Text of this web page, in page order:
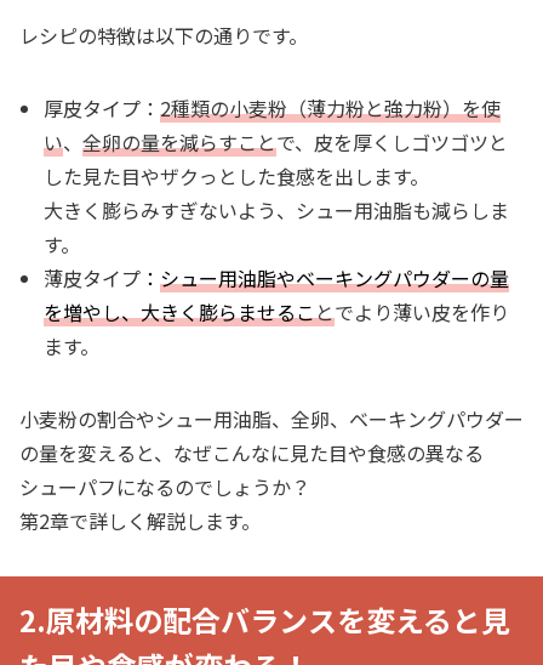
レシピの特徴は以下の通りです。
厚皮タイプ ： 2種類の小麦粉（薄力粉と強力粉）を使
い、 全卵の量を減らすことで、皮を厚くしゴツゴツと
した見た目やザクっとした食感を出します。
大きく膨らみすぎないよう、シュー用油脂も減らしま
す。
薄皮タイプ ： シュー用油脂やベーキングパウダーの量
を増やし、大きく膨らませることでより薄い皮を作り
ます。
小麦粉の割合やシュー用油脂、全卵、ベーキングパウダー
の量を変えると、なぜこんなに見た目や食感の異なる
シューパフになるのでしょうか？
第2章で詳しく解説します。
2.原材料の配合バランスを変えると見